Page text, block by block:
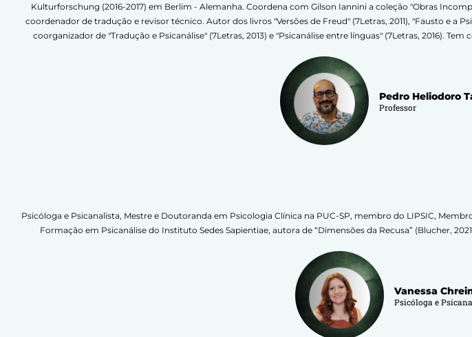
Kulturforschung (2016-2017) em Berlim - Alemanha. Coordena com Gilson Iannini a coleção "Obras
coordenador de tradução e revisor técnico. Autor dos livros "Versões de Freud" (7Letras, 2011), "Fausto e a
coorganizador de "Tradução e Psicanálise" (7Letras, 2013) e "Psicanálise entre línguas" (7Letras, 2016).
Pedro Heliodoro
Professor
Psicóloga e Psicanalista, Mestre e Doutoranda em Psicologia Clínica na PUC-SP, membro do LIPSIC,
Formação em Psicanálise do Instituto Sedes Sapientiae, autora de “Dimensões da Recusa” (Blucher,
Vanessa
Psicóloga e